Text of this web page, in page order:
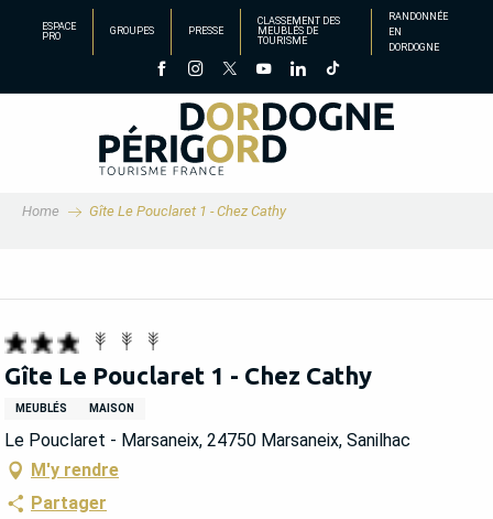
principal
ESPACE
PRO
GROUPES PRESSE
CLASSEMENT DES
MEUBLÉS DE
TOURISME
RANDONNÉE
EN
DORDOGNE
Home Gîte Le Pouclaret 1 - Chez Cathy
Gîte Le Pouclaret 1 - Chez Cathy
MEUBLÉS MAISON
Le Pouclaret - Marsaneix, 24750 Marsaneix, Sanilhac
M'y rendre
Partager